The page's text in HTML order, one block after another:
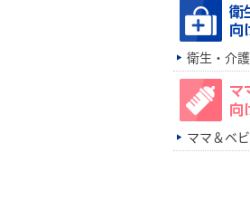
衛生・介
ママ＆ベ